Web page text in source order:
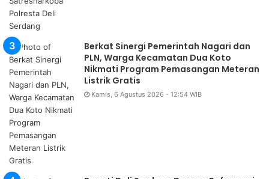
Berkat Sinergi Pemerintah Nagari dan
PLN, Warga Kecamatan Dua Koto
Nikmati Program Pemasangan Meteran
Listrik Gratis
Kamis, 6 Agustus 2026 - 12:54 WIB